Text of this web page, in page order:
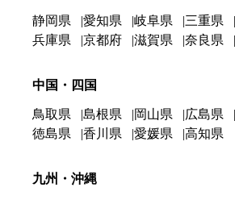
静岡県 愛知県 岐阜県 三重県
兵庫県
京都府 滋賀県 奈良県
中国・四国
鳥取県 島根県 岡山県 広島県
徳島県
香川県 愛媛県 高知県
九州・沖縄